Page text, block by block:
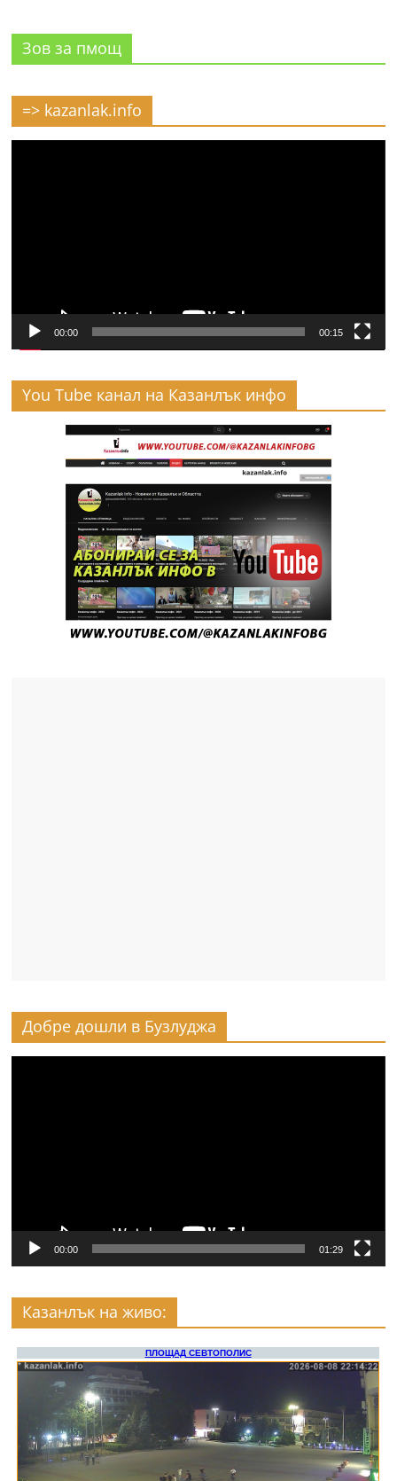
Зов за пмощ
=> kazanlak.info
00:00 00:15
You Tube канал на Казанлък инфо
Добре дошли в Бузлуджа
00:00 01:29
Казанлък на живо: